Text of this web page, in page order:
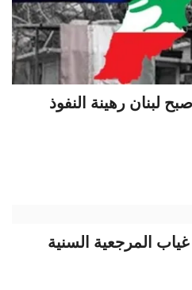
لبنان رهينة النفوذ
المرجعية السنية